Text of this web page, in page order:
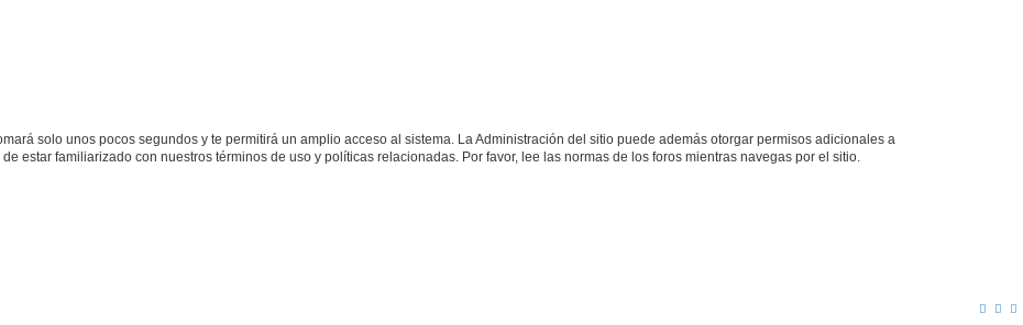
solo unos pocos segundos y te permitirá un amplio acceso al sistema. La Administración del sitio puede además otorgar permisos adicionales a
estar familiarizado con nuestros términos de uso y políticas relacionadas. Por favor, lee las normas de los foros mientras navegas por el sitio.